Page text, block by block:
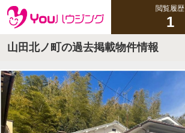
閲覧履歴
1
山田北ノ町の過去掲載物件情報